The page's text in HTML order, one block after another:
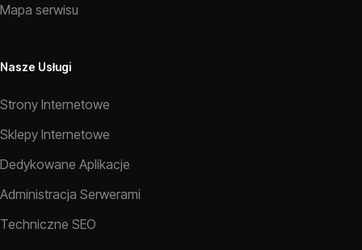
Mapa serwisu
Nasze Usługi
Strony Internetowe
Sklepy Internetowe
Dedykowane Aplikacje
Administracja Serwerami
Techniczne SEO